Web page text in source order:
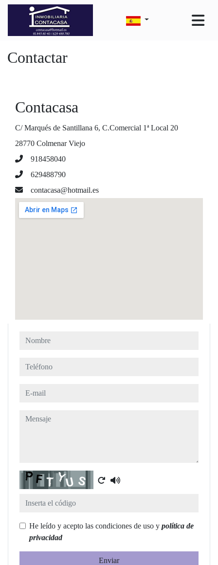
Contactar
Contacasa
C/ Marqués de Santillana 6, C.Comercial 1ª Local 20
28770 Colmenar Viejo
918458040
629488790
contacasa@hotmail.es
Nombre
Teléfono
E-mail
Mensaje
Captcha
He leído y acepto las condiciones de uso y política de
privacidad
Enviar